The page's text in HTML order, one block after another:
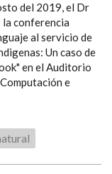
del 2019, el Dr
conferencia
al servicio de
Un caso de
en el Auditorio
e